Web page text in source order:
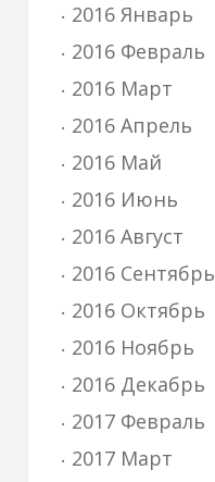
2016 Январь
2016 Февраль
2016 Март
2016 Апрель
2016 Май
2016 Июнь
2016 Август
2016 Сентябрь
2016 Октябрь
2016 Ноябрь
2016 Декабрь
2017 Февраль
2017 Март